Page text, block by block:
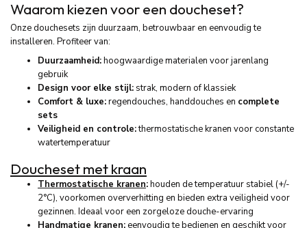
Waarom kiezen voor een doucheset?
Onze douchesets zijn duurzaam, betrouwbaar en eenvoudig te
installeren. Profiteer van:
Duurzaamheid:hoogwaardige materialen voor jarenlang
gebruik
Design voor elke stijl: strak, modern of klassiek
Comfort & luxe:regendouches, handdouches en complete
sets
Veiligheid en controle:thermostatische kranen voor constante
watertemperatuur
Doucheset met kraan
Thermostatische kranen:houden de temperatuur stabiel (+/-
2°C), voorkomen oververhitting en bieden extra veiligheid voor
gezinnen. Ideaal voor een zorgeloze douche-ervaring
Handmatige kranen:eenvoudig te bedienen en geschikt voor